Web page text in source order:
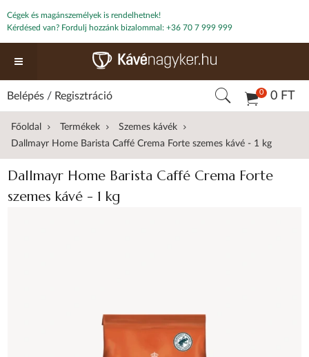
Cégek és magánszemélyek is rendelhetnek!
Kérdésed van? Fordulj hozzánk bizalommal: +36 70 7 999 999
0 0 FT
Belépés / Regisztráció
Főoldal Termékek
Szemes kávék
Dallmayr Home Barista Caffé Crema Forte szemes kávé - 1 kg
Dallmayr Home Barista Caffé Crema Forte
szemes kávé - 1 kg